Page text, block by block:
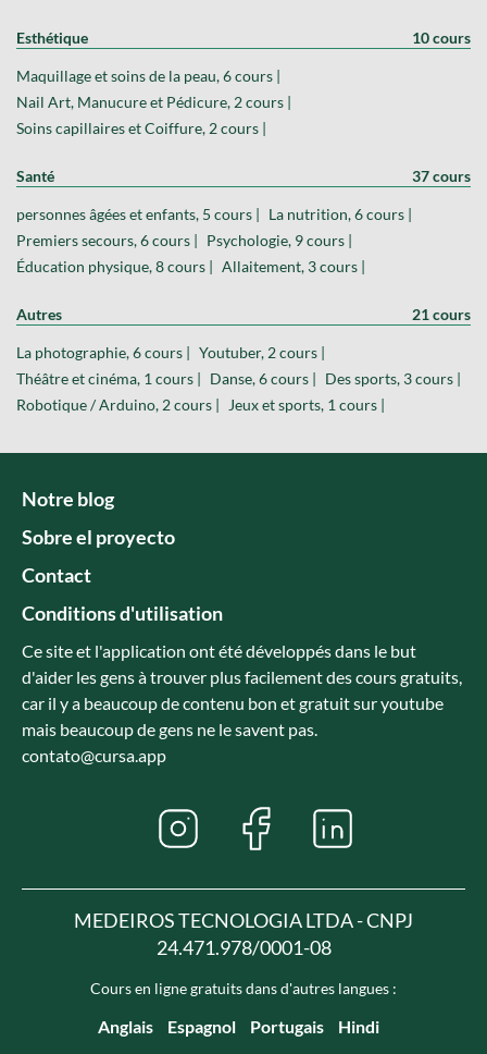
Esthétique 10 cours
Maquillage et soins de la peau, 6 cours |
Nail Art, Manucure et Pédicure, 2 cours |
Soins capillaires et Coiffure, 2 cours |
Santé 37 cours
personnes âgées et enfants, 5 cours | La nutrition, 6 cours |
Premiers secours, 6 cours | Psychologie, 9 cours |
Éducation physique, 8 cours | Allaitement, 3 cours |
Autres 21 cours
La photographie, 6 cours | Youtuber, 2 cours |
Théâtre et cinéma, 1 cours | Danse, 6 cours | Des sports, 3 cours |
Robotique / Arduino, 2 cours |
Jeux et sports, 1 cours |
Notre blog
Sobre el proyecto
Contact
Conditions d'utilisation
Ce site et l'application ont été développés dans le but
d'aider les gens à trouver plus facilement des cours gratuits,
car il y a beaucoup de contenu bon et gratuit sur youtube
mais beaucoup de gens ne le savent pas.
contato@cursa.app
MEDEIROS TECNOLOGIA LTDA - CNPJ
24.471.978/0001-08
Cours en ligne gratuits dans d'autres langues :
Anglais Espagnol Portugais Hindi